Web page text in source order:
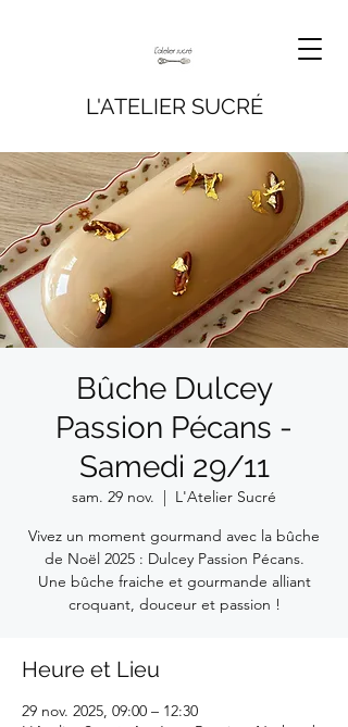
L'ATELIER SUCRÉ
Bûche Dulcey
Passion Pécans -
Samedi 29/11
sam. 29 nov.
  |
L'Atelier Sucré
Vivez un moment gourmand avec la bûche
de Noël 2025 : Dulcey Passion Pécans.
Une bûche fraiche et gourmande alliant
croquant, douceur et passion !
Heure et Lieu
29 nov. 2025, 09:00 – 12:30